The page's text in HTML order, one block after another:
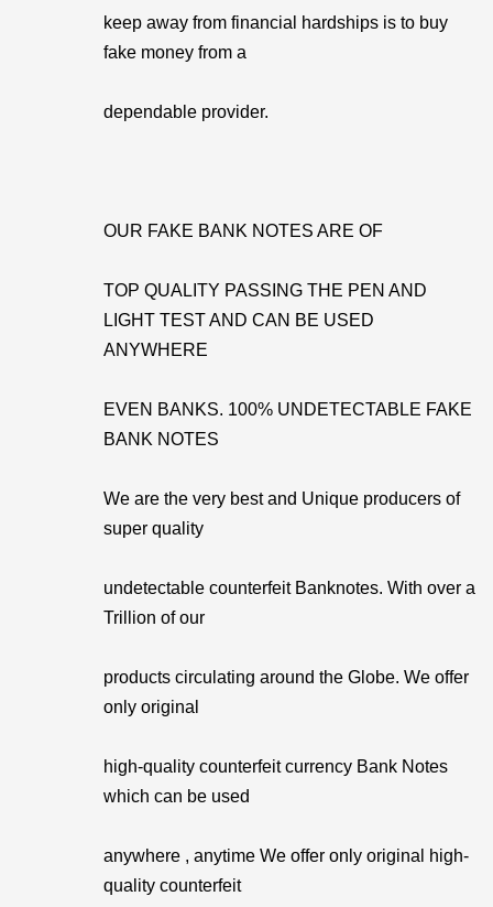
keep away from financial hardships is to buy
fake money from a
dependable provider.
OUR FAKE BANK NOTES ARE OF
TOP QUALITY PASSING THE PEN AND
LIGHT TEST AND CAN BE USED
ANYWHERE
EVEN BANKS. 100% UNDETECTABLE FAKE
BANK NOTES
We are the very best and Unique producers of
super quality
undetectable counterfeit Banknotes. With over a
Trillion of our
products circulating around the Globe. We offer
only original
high-quality counterfeit currency Bank Notes
which can be used
anywhere , anytime We offer only original high-
quality counterfeit